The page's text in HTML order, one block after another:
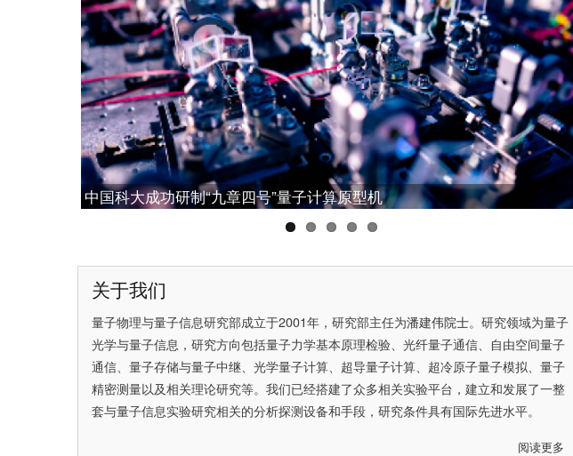
中国科大成功研制“九章四号”量子计算原型机
中国科大构建可扩展量子中继的基本模块，实现量子网络研究的重大突破
中国科大潘建伟教授获2025腾冲科学大奖
中国科大彭承志当选中国科学院院士
中国科大首次实现无漏洞Hardy佯谬检验
关于我们
量子物理与量子信息研究部成立于2001年，研究部主任为潘建伟院士。研究领域为量子
光学与量子信息，研究方向包括量子力学基本原理检验、光纤量子通信、自由空间量子
通信、量子存储与量子中继、光学量子计算、超导量子计算、超冷原子量子模拟、量子
精密测量以及相关理论研究等。我们已经搭建了众多相关实验平台，建立和发展了一整
套与量子信息实验研究相关的分析探测设备和手段，研究条件具有国际先进水平。
阅读更多